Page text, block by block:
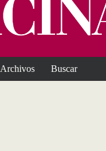
Archivos Buscar